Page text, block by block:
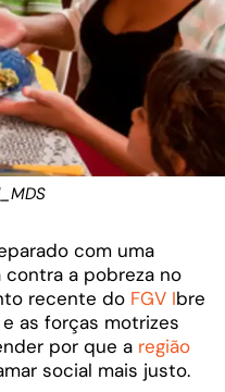
com uma
a pobreza no
recente do FGV Ibre
as forças motrizes
por que a região
social mais justo.